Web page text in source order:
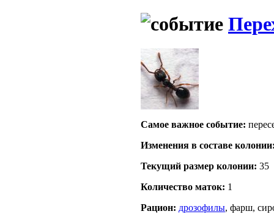
Самое важное событие:
Изменения в составе
Текущий размер кoлонии: 35
Количество маток: 1
Рацион: дрозофилы, фарш,